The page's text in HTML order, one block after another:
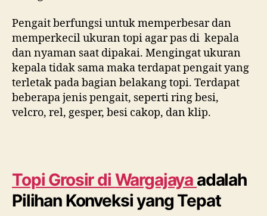
Pengait berfungsi untuk memperbesar dan
memperkecil ukuran topi agar pas di kepala
dan nyaman saat dipakai. Mengingat ukuran
kepala tidak sama maka terdapat pengait yang
terletak pada bagian belakang topi. Terdapat
beberapa jenis pengait, seperti ring besi,
velcro, rel, gesper, besi cakop, dan klip.
Topi Grosir di Wargajaya adalah
Pilihan Konveksi yang Tepat